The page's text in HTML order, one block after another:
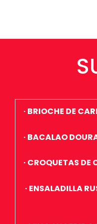
· BRIOCHE DE
· BACALAO
·
·